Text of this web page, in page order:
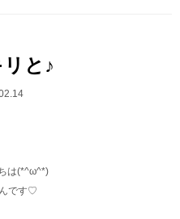
と♪
は(*^ω^*)
です♡